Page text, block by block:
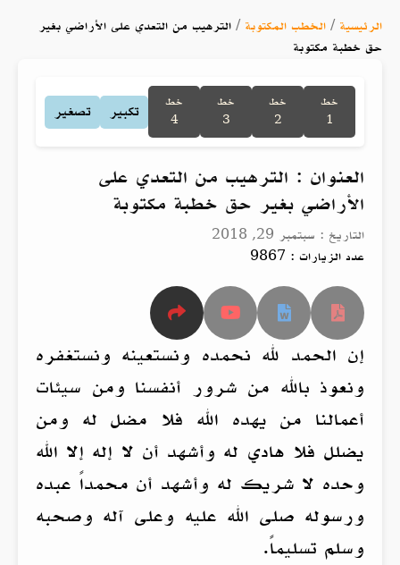
الرئيسية / الخطب المكتوبة / الترهيب من التعدي على الأراضي بغير
حق خطبة مكتوبة
خط
1
خط
2
خط
3
خط
4
تكبير تصغير
العنوان : الترهيب من التعدي على
الأراضي بغير حق خطبة مكتوبة
التاريخ : سبتمبر 29, 2018
عدد الزيارات : 9867
إن الحمد لله نحمده ونستعينه ونستغفره
ونعوذ بالله من شرور أنفسنا ومن سيئات
أعمالنا من يهده الله فلا مضل له ومن
يضلل فلا هادي له وأشهد أن لا إله إلا الله
وحده لا شريك له وأشهد أن محمداً عبده
ورسوله صلى الله عليه وعلى آله وصحبه
وسلم تسليماً.